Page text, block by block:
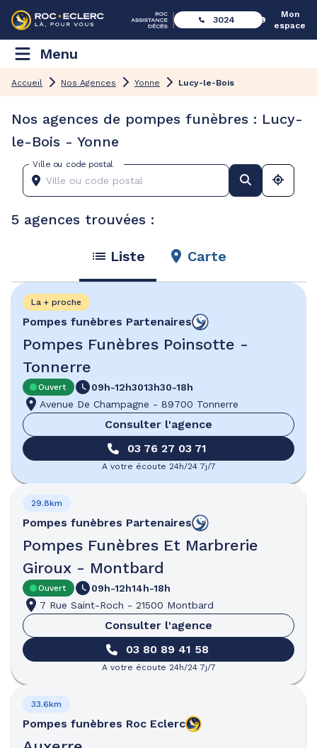
3024
Mon
espace
Menu
Accueil Nos Agences Yonne Lucy-le-Bois
Nos agences de pompes funèbres : Lucy-
le-Bois - Yonne
Ville ou code postal
5 agences trouvées :
Liste Carte
Pompes funèbres Partenaires
Pompes Funèbres Poinsotte -
Tonnerre
La + proche
Ouvert 09h-12h3013h30-18h
Avenue De Champagne - 89700 Tonnerre
Consulter l'agence
03 76 27 03 71
A votre écoute 24h/24 7j/7
Pompes funèbres Partenaires
Pompes Funèbres Et Marbrerie
Giroux - Montbard
29.8km
Ouvert 09h-12h14h-18h
7 Rue Saint-Roch - 21500 Montbard
Consulter l'agence
03 80 89 41 58
A votre écoute 24h/24 7j/7
Pompes funèbres Roc Eclerc
33.6km